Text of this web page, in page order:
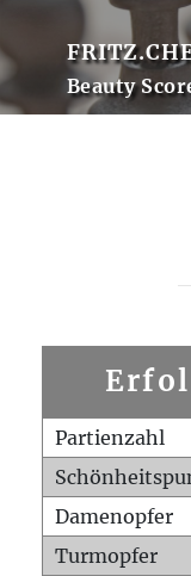
Beauty
Partienzahl
Damenopfer
Turmopfer